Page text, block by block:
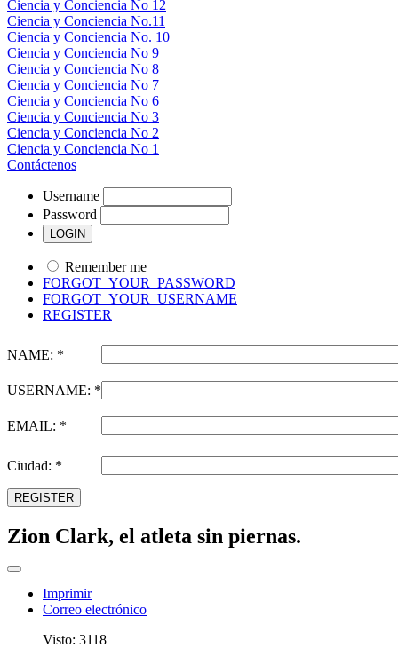
Ciencia y Conciencia No 12
Ciencia y Conciencia No.11
Ciencia y Conciencia No. 10
Ciencia y Conciencia No 9
Ciencia y Conciencia No 8
Ciencia y Conciencia No 7
Ciencia y Conciencia No 6
Ciencia y Conciencia No 3
Ciencia y Conciencia No 2
Ciencia y Conciencia No 1
Contáctenos
Username
Password
Remember me
FORGOT_YOUR_PASSWORD
FORGOT_YOUR_USERNAME
REGISTER
NAME: *
USERNAME: *
EMAIL: *
Ciudad: *
REGISTER
Zion Clark, el atleta sin piernas.
Imprimir
Correo electrónico
Visto: 3118